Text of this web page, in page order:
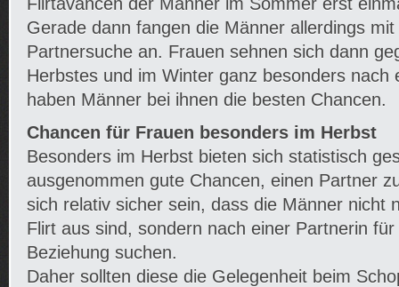
Gerade dann fangen die Männer allerdings mit
Partnersuche an. Frauen sehnen sich dann
Herbstes und im Winter ganz besonders nach
haben Männer bei ihnen die besten Chancen.
Chancen für Frauen besonders im Herbst
Besonders im Herbst bieten sich statistisch
ausgenommen gute Chancen, einen Partner
sich relativ sicher sein, dass die Männer nicht
Flirt aus sind, sondern nach einer Partnerin
Beziehung suchen.
Daher sollten diese die Gelegenheit beim